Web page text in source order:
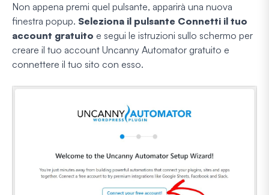
Non appena premi quel pulsante, apparirà una nuova
finestra popup. Seleziona il pulsante Connetti il tuo
account gratuito e segui le istruzioni sullo schermo per
creare il tuo account Uncanny Automator gratuito e
connettere il tuo sito con esso.